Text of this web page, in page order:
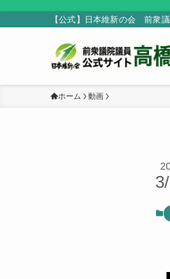
【公式】日本維新の会 前衆
ホーム 動画